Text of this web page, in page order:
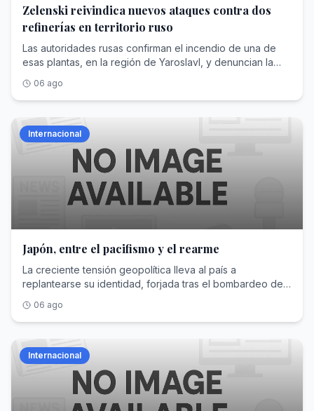
Zelenski reivindica nuevos ataques contra dos
refinerías en territorio ruso
Las autoridades rusas confirman el incendio de una de
esas plantas, en la región de Yaroslavl, y denuncian la
06 ago
Internacional
Japón, entre el pacifismo y el rearme
La creciente tensión geopolítica lleva al país a
replantearse su identidad, forjada tras el bombardeo de
06 ago
Internacional